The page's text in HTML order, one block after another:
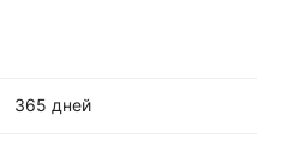
365 дней